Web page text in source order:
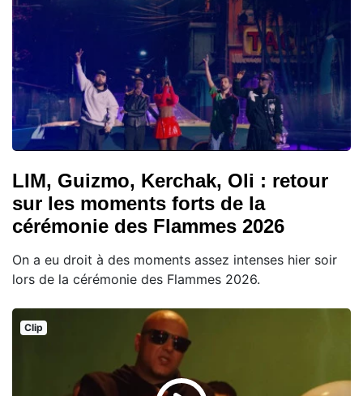
LIM, Guizmo, Kerchak, Oli : retour
sur les moments forts de la
cérémonie des Flammes 2026
On a eu droit à des moments assez intenses hier soir
lors de la cérémonie des Flammes 2026.
Clip